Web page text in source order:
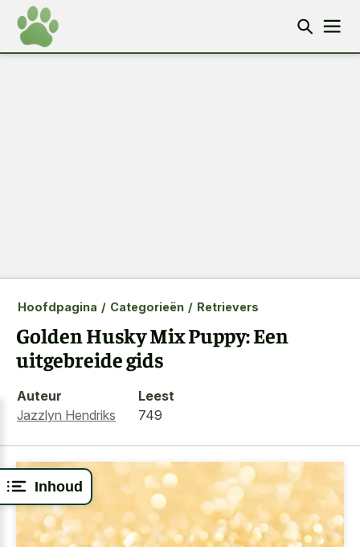
Inhoud
Hoofdpagina / Categorieën / Retrievers
Golden Husky Mix Puppy: Een
uitgebreide gids
Auteur
Jazzlyn Hendriks
Leest
749